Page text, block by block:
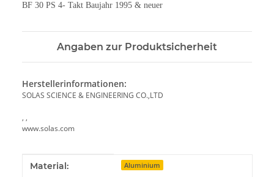
BF 30 PS 4- Takt Baujahr 1995 & neuer
Angaben zur Produktsicherheit
Herstellerinformationen:
SOLAS SCIENCE & ENGINEERING CO.,LTD
, ,
www.solas.com
Produkteigenschaft
Wert
Material: Aluminium